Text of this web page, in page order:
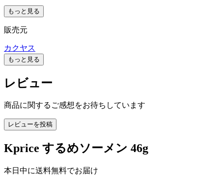
もっと見る
販売元
カクヤス
もっと見る
レビュー
商品に関するご感想をお待ちしています
レビューを投稿
Kprice するめソーメン 46g
本日中に送料無料でお届け